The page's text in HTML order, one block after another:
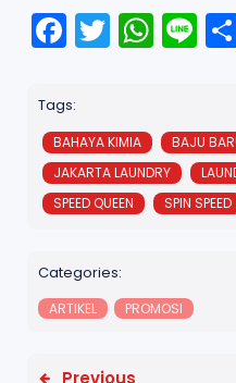
F
a
c
e
b
o
k
T
w
t
e
r
W
h
ts
A
p
Li
n
Tags:
BAHAYA KIMIA BAJU
JAKARTA LAUNDRY
SPEED QUEEN
SPIN SPEED
Categories:
ARTIKEL PROMOSI
Previous